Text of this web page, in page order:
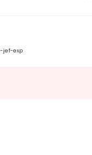
jef-exp